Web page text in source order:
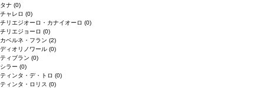
タナ (0)
チャレロ (0)
チリエジオーロ・カナイオーロ (0)
チリエジョーロ (0)
カベルネ・フラン (2)
ディオリノワール (0)
ティブラン (0)
シラー (0)
ティンタ・デ・トロ (0)
ティンタ・ロリス (0)